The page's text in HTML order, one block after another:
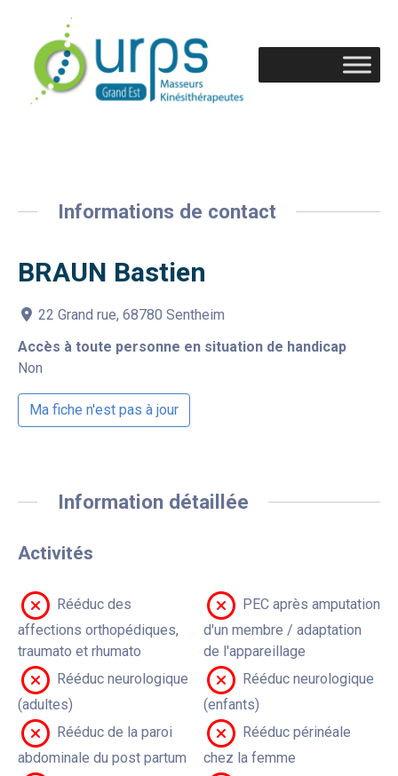
Informations de contact
BRAUN Bastien
22 Grand rue, 68780 Sentheim
Accès à toute personne en situation de handicap
Non
Ma fiche n'est pas à jour
Information détaillée
Activités
Rééduc des
affections orthopédiques,
traumato et rhumato
PEC après amputation
d'un membre / adaptation
de l'appareillage
Rééduc neurologique
(adultes)
Rééduc neurologique
(enfants)
Rééduc de la paroi
abdominale du post partum
Rééduc périnéale
chez la femme